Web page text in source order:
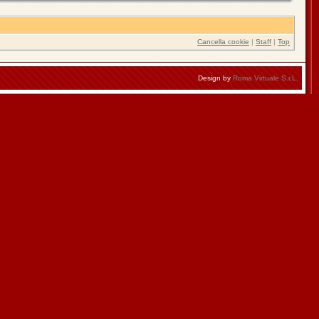
Cancella cookie | Staff | Top
Design by Roma Virtuale S.r.L.